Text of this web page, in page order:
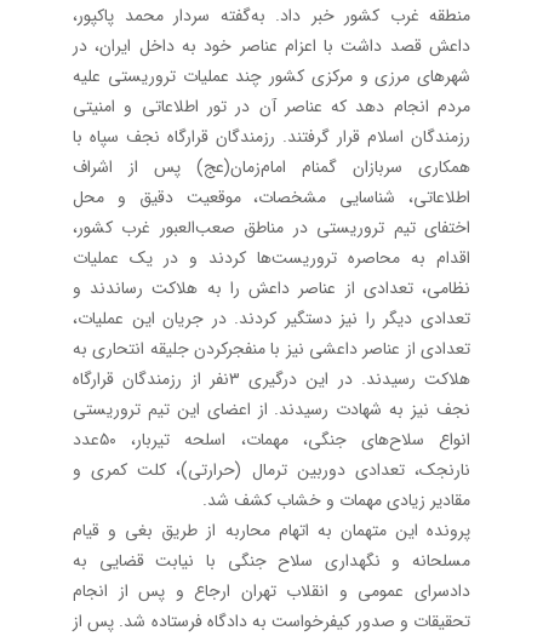
منطقه غرب کشور خبر داد. به‌گفته سردار محمد پاکپور،
داعش قصد داشت با اعزام عناصر خود به داخل ایران، در
شهر‌های مرزی و مرکزی کشور چند عملیات تروریستی علیه
مردم انجام دهد که عناصر آن در تور اطلاعاتی و امنیتی
رزمندگان اسلام قرار گرفتند. رزمندگان قرارگاه نجف سپاه با
همکاری سربازان گمنام امام‌زمان(عج) پس از اشراف
اطلاعاتی، شناسایی مشخصات، موقعیت دقیق و محل
اختفای تیم تروریستی در مناطق صعب‌العبور غرب کشور،
اقدام به محاصره تروریست‌ها کردند و در یک عملیات
نظامی، تعدادی از عناصر داعش را به هلاکت رساندند و
تعدادی دیگر را نیز دستگیر کردند. در جریان این عملیات،
تعدادی از عناصر داعشی نیز با منفجرکردن جلیقه انتحاری به
هلاکت رسیدند. در این درگیری ۳نفر از رزمندگان قرارگاه
نجف نیز به شهادت رسیدند. از اعضای این تیم تروریستی
انواع سلاح‌های جنگی، مهمات، اسلحه تیربار، ۵۰عدد
نارنجک، تعدادی دوربین ترمال (حرارتی)، کلت کمری و
مقادیر زیادی مهمات و خشاب کشف شد.
پرونده این متهمان به اتهام محاربه از طریق بغی و قیام
مسلحانه و نگهداری سلاح جنگی با نیابت قضایی به
دادسرای عمومی و انقلاب تهران ارجاع و پس از انجام
تحقیقات و صدور کیفرخواست به دادگاه فرستاده شد. پس از